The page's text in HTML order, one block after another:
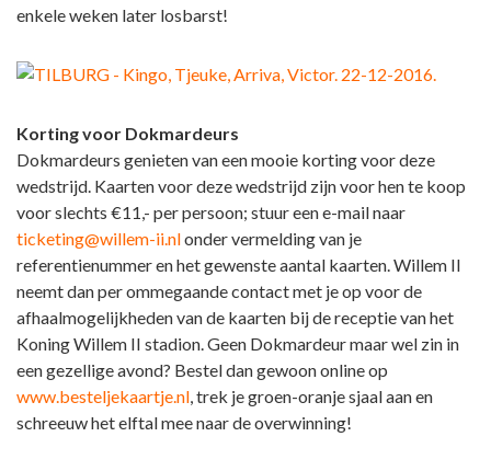
enkele weken later losbarst!
Korting voor Dokmardeurs
Dokmardeurs genieten van een mooie korting voor deze
wedstrijd. Kaarten voor deze wedstrijd zijn voor hen te koop
voor slechts €11,- per persoon; stuur een e-mail naar
ticketing@willem-ii.nlonder vermelding van je
referentienummer en het gewenste aantal kaarten. Willem II
neemt dan per ommegaande contact met je op voor de
afhaalmogelijkheden van de kaarten bij de receptie van het
Koning Willem II stadion. Geen Dokmardeur maar wel zin in
een gezellige avond? Bestel dan gewoon online op
www.besteljekaartje.nl , trek je groen-oranje sjaal aan en
schreeuw het elftal mee naar de overwinning!